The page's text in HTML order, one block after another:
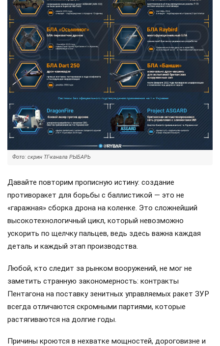
Фото: скрин ТГ-канала РЫБАРЬ
Давайте повторим прописную истину: создание
противоракет для борьбы с баллистикой — это не
«гаражная» сборка дрона на коленке. Это сложнейший
высокотехнологичный цикл, который невозможно
ускорить по щелчку пальцев, ведь здесь важна каждая
деталь и каждый этап производства.
Любой, кто следит за рынком вооружений, не мог не
заметить странную закономерность: контракты
Пентагона на поставку зенитных управляемых ракет ЗУР
всегда отличаются скромными партиями, которые
растягиваются на долгие годы.
Причины кроются в нехватке мощностей, дороговизне и